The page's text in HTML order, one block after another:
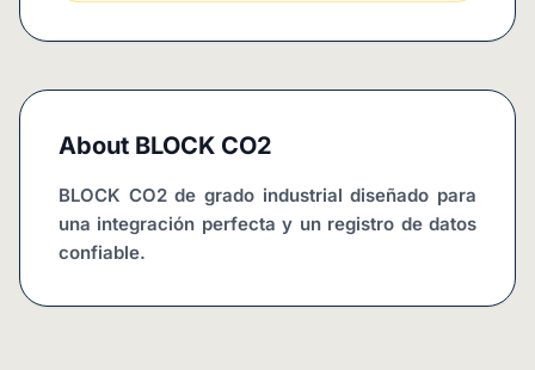
About BLOCK CO2
BLOCK CO2 de grado industrial diseñado para
una integración perfecta y un registro de datos
confiable.